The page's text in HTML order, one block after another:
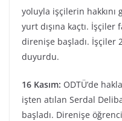
yoluyla işçilerin hakkını
yurt dışına kaçtı.
direnişe başladı. İşçiler
duyurdu.
16 Kasım: ODTÜ’de
işten atılan Serdal
başladı. Direnişe